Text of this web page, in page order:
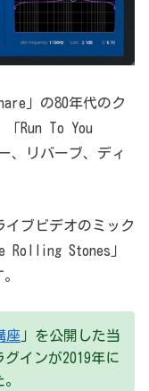
」の80年代のク
Run To You
、リバーブ、ディ
イブビデオのミック
Rolling Stones」
座 」を公開した当
インが2019年に